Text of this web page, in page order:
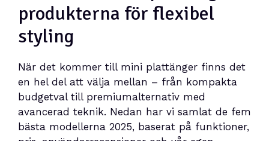
produkterna för flexibel
styling
När det kommer till mini plattänger finns det
en hel del att välja mellan – från kompakta
budgetval till premiumalternativ med
avancerad teknik. Nedan har vi samlat de fem
bästa modellerna 2025, baserat på funktioner,